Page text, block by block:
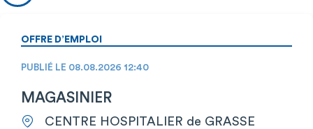
OFFRE D’EMPLOI
PUBLIÉ LE 08.08.2026 12:40
MAGASINIER
CENTRE HOSPITALIER de GRASSE